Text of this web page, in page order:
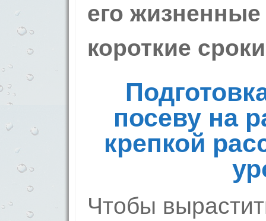
его
короткие
посеву на
крепкой
Чтобы